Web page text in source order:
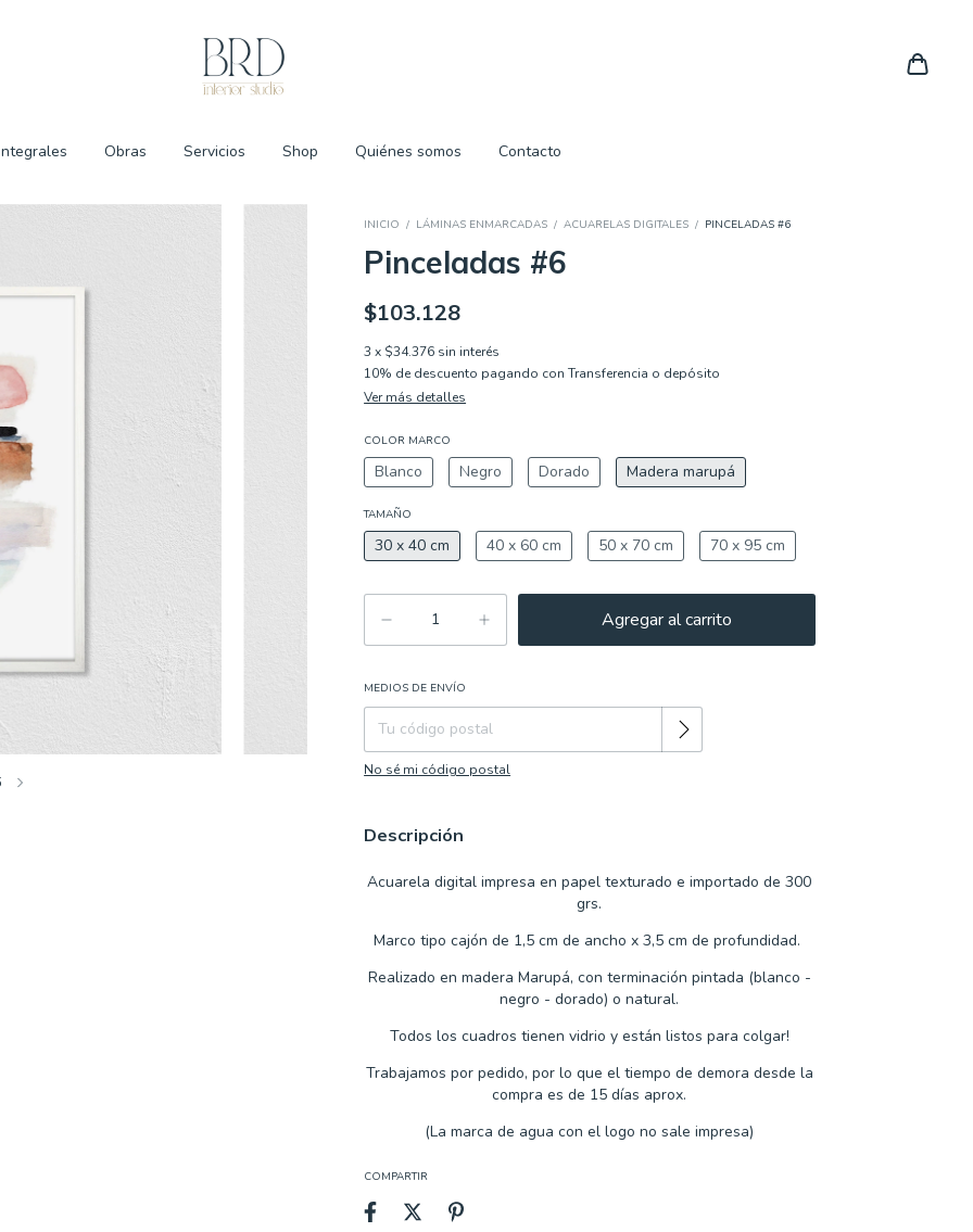
Obras Servicios Shop Quiénes somos Contacto
INICIO / LÁMINAS ENMARCADAS / ACUARELAS DIGITALES / PINCELADAS #6
Pinceladas #6
$103.128
3 x $34.376 sin interés
10% de descuento pagando con Transferencia o depósito
Ver más detalles
COLOR MARCO
Blanco Negro Dorado Madera marupá
TAMAÑO
30 x 40 cm 40 x 60 cm 50 x 70 cm 70 x 95 cm
Entregas para el CP:
MEDIOS DE ENVÍO
No sé mi código postal
Descripción
Acuarela digital impresa en papel texturado e importado de 300
grs.
Marco tipo cajón de 1,5 cm de ancho x 3,5 cm de profundidad.
Realizado en madera Marupá, con terminación pintada (blanco -
negro - dorado) o natural.
Todos los cuadros tienen vidrio y están listos para colgar!
Trabajamos porpedido, por lo que el tiempo de demora desde la
compra es de 15 días aprox.
(La marca de agua con el logo no sale impresa)
COMPARTIR